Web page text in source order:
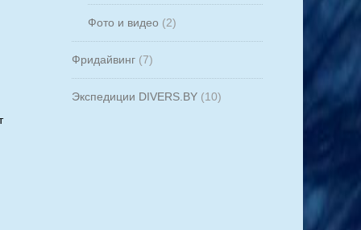
Фото и видео (2)
Фридайвинг(7)
Экспедиции DIVERS.BY(10)